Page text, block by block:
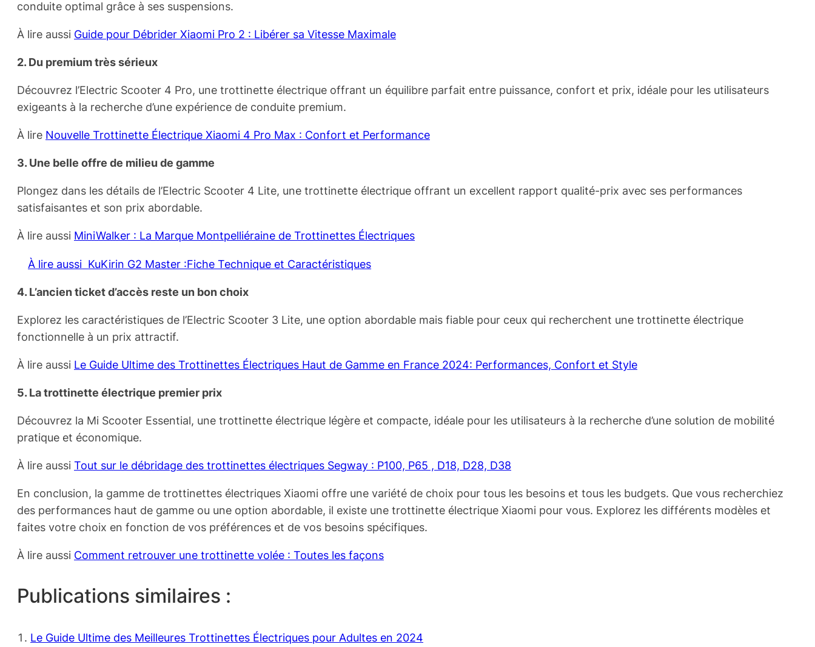
conduite optimal grâce à ses suspensions.
À lire aussi Guide pour Débrider Xiaomi Pro 2 : Libérer sa Vitesse Maximale
2. Du premium très sérieux
Découvrez l’Electric Scooter 4 Pro, une trottinette électrique offrant un équilibre parfait entre puissance, confort et prix, idéale pour les utilisateurs
exigeants à la recherche d’une expérience de conduite premium.
À lire Nouvelle Trottinette Électrique Xiaomi 4 Pro Max : Confort et Performance
3. Une belle offre de milieu de gamme
Plongez dans les détails de l’Electric Scooter 4 Lite, une trottinette électrique offrant un excellent rapport qualité-prix avec ses performances
satisfaisantes et son prix abordable.
À lire aussi MiniWalker : La Marque Montpelliéraine de Trottinettes Électriques
À lire aussi KuKirin G2 Master :Fiche Technique et Caractéristiques
4. L’ancien ticket d’accès reste un bon choix
Explorez les caractéristiques de l’Electric Scooter 3 Lite, une option abordable mais fiable pour ceux qui recherchent une trottinette électrique
fonctionnelle à un prix attractif.
À lire aussi Le Guide Ultime des Trottinettes Électriques Haut de Gamme en France 2024: Performances, Confort et Style
5. La trottinette électrique premier prix
Découvrez la Mi Scooter Essential, une trottinette électrique légère et compacte, idéale pour les utilisateurs à la recherche d’une solution de mobilité
pratique et économique.
À lire aussi Tout sur le débridage des trottinettes électriques Segway : P100, P65 , D18, D28, D38
En conclusion, la gamme de trottinettes électriques Xiaomi offre une variété de choix pour tous les besoins et tous les budgets. Que vous recherchiez
des performances haut de gamme ou une option abordable, il existe une trottinette électrique Xiaomi pour vous. Explorez les différents modèles et
faites votre choix en fonction de vos préférences et de vos besoins spécifiques.
À lire aussi Comment retrouver une trottinette volée : Toutes les façons
Publications similaires :
Le Guide Ultime des Meilleures Trottinettes Électriques pour Adultes en 2024